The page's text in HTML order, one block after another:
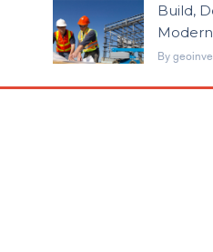
Build,
By